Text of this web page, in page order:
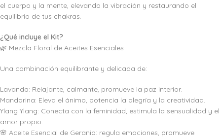
el cuerpo y la mente, elevando la vibración y restaurando el
equilibrio de tus chakras.
¿Qué incluye el Kit?
🌿 Mezcla Floral de Aceites Esenciales
Una combinación equilibrante y delicada de:
Lavanda: Relajante, calmante, promueve la paz interior.
Mandarina: Eleva el ánimo, potencia la alegría y la creatividad.
Ylang Ylang: Conecta con la feminidad, estimula la sensualidad y el
amor propio.
🌸 Aceite Esencial de Geranio: regula emociones, promueve